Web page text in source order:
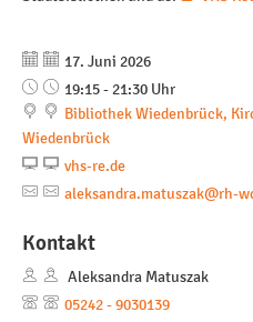
Datum:
17. Juni 2026
Uhrzeit:
19:15 - 21:30 Uhr
Bibliothek Wiedenbrück,
Wiedenbrück
vhs-re.de
aleksandra.matuszak@rh-
Kontakt
Aleksandra Matuszak
05242 - 9030139